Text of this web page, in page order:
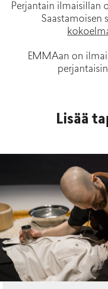
Perjantain ilmaisillan
Saastamoisen
EMMAan on
Lisää